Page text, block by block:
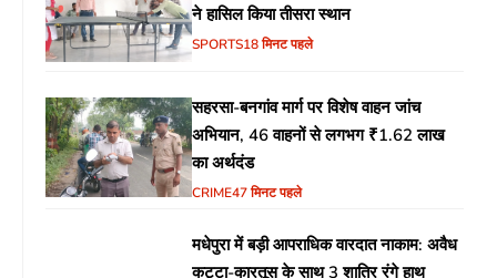
ने हासिल किया तीसरा स्थान
SPORTS18 मिनट पहले
सहरसा-बनगांव मार्ग पर विशेष वाहन जांच
अभियान, 46 वाहनों से लगभग ₹1.62 लाख
का अर्थदंड
CRIME47 मिनट पहले
मधेपुरा में बड़ी आपराधिक वारदात नाकाम: अवैध
कट्टा-कारतूस के साथ 3 शातिर रंगे हाथ